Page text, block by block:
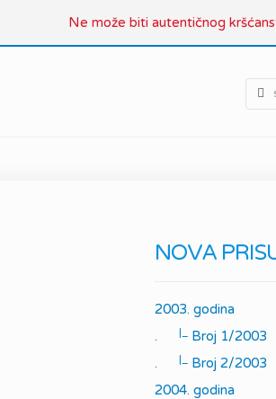
Ne može biti autentičnog
NOVA
2003. godina
.
|_
Broj 1/2003
.
|_
Broj 2/2003
2004. godina